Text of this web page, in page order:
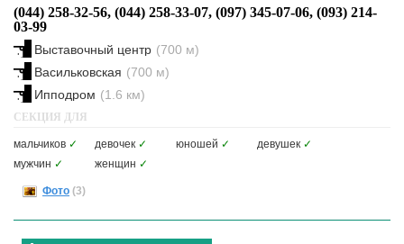
(044) 258-32-56, (044) 258-33-07, (097) 345-07-06, (093) 214-
03-99
Выставочный центр (700 м)
Васильковская (700 м)
Ипподром (1.6 км)
СЕКЦИЯ ДЛЯ
мальчиков ✓ девочек ✓ юношей ✓ девушек ✓
мужчин ✓ женщин ✓
Фото (3)